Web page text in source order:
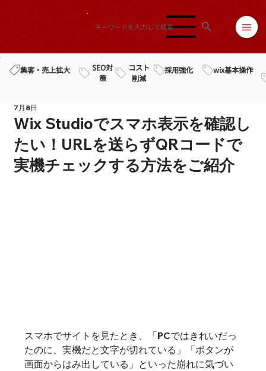
集客・売上拡大
SEO対
策
コスト
削減
採用強化 wix基本操作
Wix Studioでスマホ表示を確認し
たい！URLを送らずQRコードで
実機チェックする方法をご紹介
7月8日
スマホでサイトを見たとき、「PCではきれいだっ
たのに、実機だと文字が切れている」「ボタンが
画面からはみ出している」といった崩れに気づい